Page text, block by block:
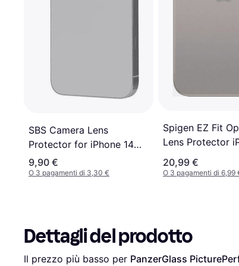
SBS Camera Lens
Protector for iPhone 14
Pro/14 Pro Max
9,90 €
O 3 pagamenti di 3,30 €
Spigen EZ Fit
Lens Protector
Pro (2 pezzi)
Titanium
20,99 €
O 3 pagamenti di 6,99
Dettagli del prodotto
Il prezzo più basso per PanzerGlass